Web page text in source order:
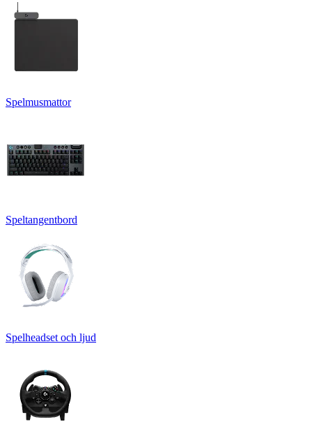
Spelmusmattor
Speltangentbord
Spelheadset och ljud